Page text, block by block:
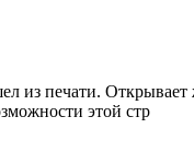
печати. Открывает
этой стр